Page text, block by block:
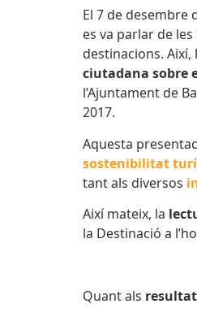
El 7 de desembre
es va parlar de
destinacions. Així,
ciutadana sobre
l’Ajuntament de
2017.
Aquesta
sostenibilitat
tant als diversos
Així mateix, la
la Destinació a
Quant als